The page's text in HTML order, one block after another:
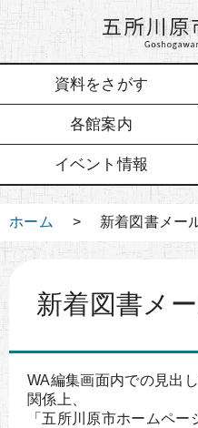
資料をさがす
各館案内
イベント情報
ホーム > 新着図書メー
新着図書メ
WA編集画面内での見出
関係上、
「五所川原市ホームペ